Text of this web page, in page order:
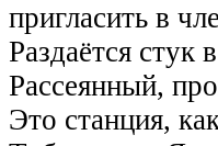
пригласить в
Раздаётся стук
Рассеянный,
Это станция,